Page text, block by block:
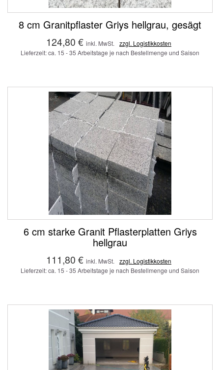
8 cm Granitpflaster Griys hellgrau, gesägt
124,80 € inkl. MwSt.
zzgl. Logistikkosten
Lieferzeit: ca. 15 - 35 Arbeitstage je nach Bestellmenge und Saison
6 cm starke Granit Pflasterplatten Griys
hellgrau
111,80 € inkl. MwSt.
zzgl. Logistikkosten
Lieferzeit: ca. 15 - 35 Arbeitstage je nach Bestellmenge und Saison